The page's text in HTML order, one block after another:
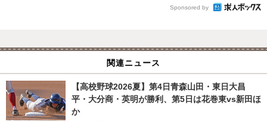
Sponsored by
関連ニュース
【高校野球2026夏】第4日青森山田・東日大昌
平・大分商・英明が勝利、第5日は花巻東vs新田ほ
か